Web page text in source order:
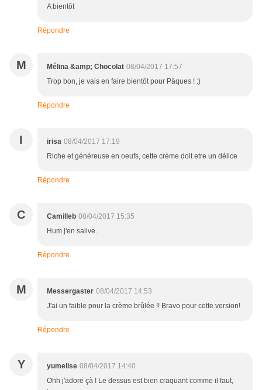
A bientôt
Répondre
M Mélina &amp; Chocolat 08/04/2017 17:57
Trop bon, je vais en faire bientôt pour Pâques ! :)
Répondre
I irisa 08/04/2017 17:19
Riche et généreuse en oeufs, cette crème doit etre un délice
Répondre
C Camilleb 08/04/2017 15:35
Hum j'en salive..
Répondre
M Messergaster 08/04/2017 14:53
J'ai un faible pour la crème brûlée !! Bravo pour cette version!
Répondre
Y yumelise 08/04/2017 14:40
Ohh j'adore çà ! Le dessus est bien craquant comme il faut,